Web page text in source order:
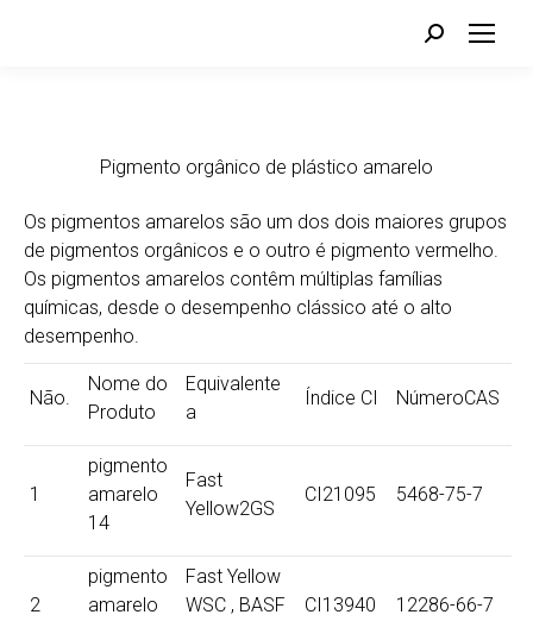
Search:
Pigmento orgânico de plástico amarelo
Os pigmentos amarelos são um dos dois maiores grupos
de pigmentos orgânicos e o outro é pigmento vermelho.
Os pigmentos amarelos contêm múltiplas famílias
químicas, desde o desempenho clássico até o alto
desempenho.
Não.
Nome do
Produto
Equivalente
a
Índice CI NúmeroCAS
1
pigmento
amarelo
14
Fast
Yellow2GS
CI21095 5468-75-7
2
pigmento
amarelo
Fast Yellow
WSC , BASF
CI13940 12286-66-7